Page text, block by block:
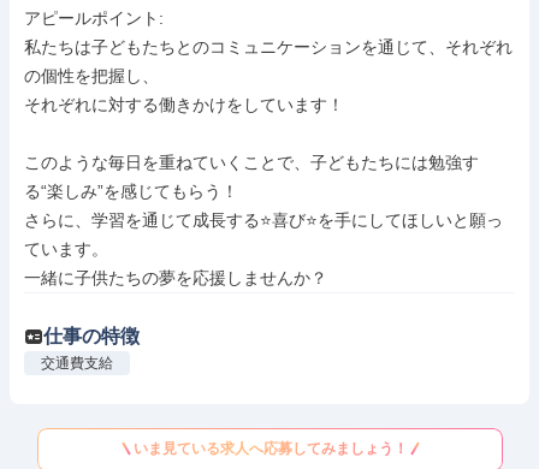
アピールポイント:
私たちは子どもたちとのコミュニケーションを通じて、それぞれ
の個性を把握し、
それぞれに対する働きかけをしています！
このような毎日を重ねていくことで、子どもたちには勉強す
る“楽しみ”を感じてもらう！
さらに、学習を通じて成長する⭐️喜び⭐️を手にしてほしいと願っ
ています。
一緒に子供たちの夢を応援しませんか？
仕事の特徴
交通費支給
いま見ている求人へ応募してみましょう！